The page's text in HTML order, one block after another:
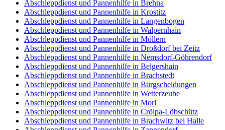
Abschleppdienst und Pannenhilfe in Brehna
Abschleppdienst und Pannenhilfe in Krostitz
Abschleppdienst und Pannenhilfe in Langenbogen
Abschleppdienst und Pannenhilfe in Walpernhain
Abschleppdienst und Pannenhilfe in Möllern
Abschleppdienst und Pannenhilfe in Droßdorf bei Zeitz
Abschleppdienst und Pannenhilfe in Nemsdorf-Göhrendorf
Abschleppdienst und Pannenhilfe in Belgershain
Abschleppdienst und Pannenhilfe in Brachstedt
Abschleppdienst und Pannenhilfe in Burgscheidungen
Abschleppdienst und Pannenhilfe in Wetterzeube
Abschleppdienst und Pannenhilfe in Morl
Abschleppdienst und Pannenhilfe in Crölpa-Löbschütz
Abschleppdienst und Pannenhilfe in Brachwitz bei Halle